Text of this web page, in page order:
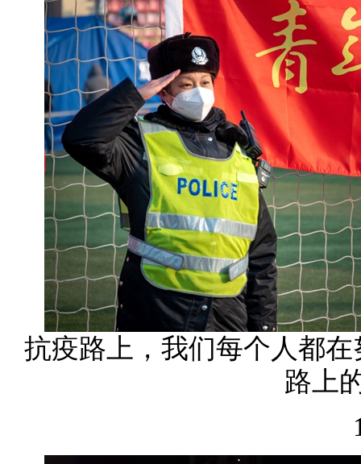
抗疫路上，我们每个人都
路上